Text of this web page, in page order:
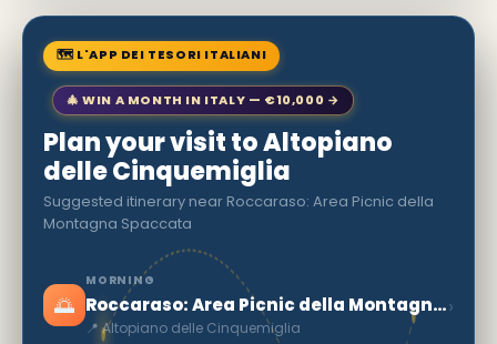
🗺 L'APP DEI TESORI ITALIANI
🎄 WIN A MONTH IN ITALY — €10,000 →
Plan your visit to Altopiano
delle Cinquemiglia
Suggested itinerary near Roccaraso: Area Picnic della
Montagna Spaccata
🌅
MORNING
Roccaraso: Area Picnic della Montagna Spaccata
📍 Altopiano delle Cinquemiglia
›